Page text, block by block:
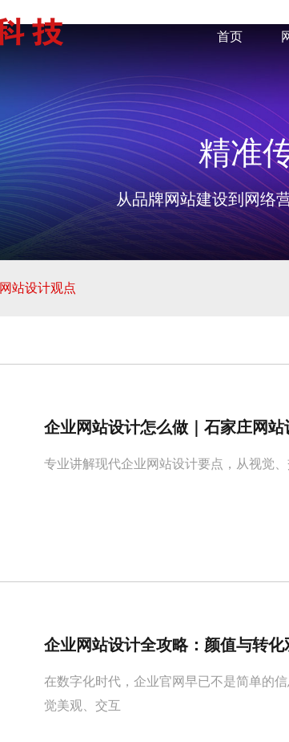
首页
精准
从品牌网站建设到网络
网站设计观点
企业网站设计怎么做｜石家庄网
专业讲解现代企业网站设计要点，从视觉
企业网站设计全攻略：颜值与转
在数字化时代，企业官网早已不是简单的
觉美观、交互